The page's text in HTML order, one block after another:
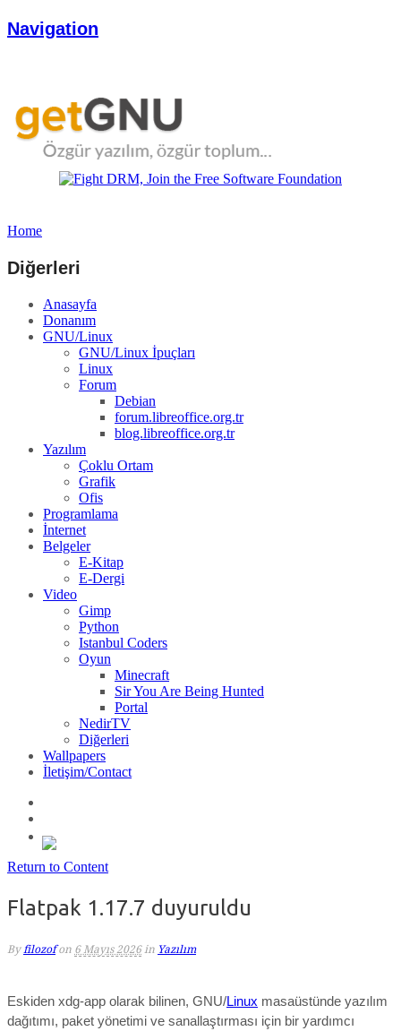
Navigation
Home
Diğerleri
Anasayfa
Donanım
GNU/Linux
GNU/Linux İpuçları
Linux
Forum
Debian
forum.libreoffice.org.tr
blog.libreoffice.org.tr
Yazılım
Çoklu Ortam
Grafik
Ofis
Programlama
İnternet
Belgeler
E-Kitap
E-Dergi
Video
Gimp
Python
Istanbul Coders
Oyun
Minecraft
Sir You Are Being Hunted
Portal
NedirTV
Diğerleri
Wallpapers
İletişim/Contact
Return to Content
Flatpak 1.17.7 duyuruldu
By filozof on 6 Mayıs 2026 in Yazılım
Eskiden xdg-app olarak bilinen, GNU/Linux masaüstünde yazılım
dağıtımı, paket yönetimi ve sanallaştırması için bir yardımcı